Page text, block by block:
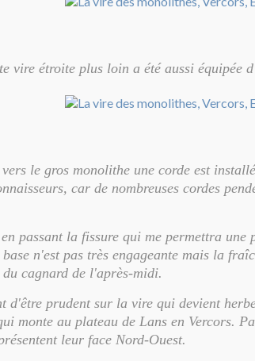
vire étroite plus loin a été aussi équipée
vers le gros monolithe une corde est
car de nombreuses cordes
passant la fissure qui me permettra une
base n'est pas très engageante mais la
cagnard de l'après-midi.
d'être prudent sur la vire qui devient
monte au plateau de Lans en Vercors.
leur face Nord-Ouest.